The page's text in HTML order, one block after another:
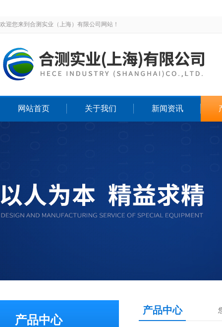
欢迎您来到合测实业（上海）有限公司网站！
网站首页 关于我们 新闻资讯
产品中心
产品中心